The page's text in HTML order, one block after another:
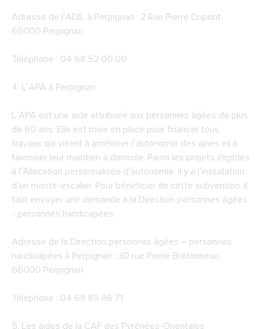
Adresse de l’ADIL à Perpignan : 2 Rue Pierre Dupont,
66000 Perpignan
Téléphone : 04 68 52 00 00
4. L’APA à Perpignan
L’APA est une aide attribuée aux personnes âgées de plus
de 60 ans. Elle est mise en place pour financer tous
travaux qui visent à améliorer l’autonomie des aînés et à
favoriser leur maintien à domicile. Parmi les projets éligibles
à l’Allocation personnalisée d’autonomie, il y a l’installation
d’un monte-escalier. Pour bénéficier de cette subvention, il
faut envoyer une demande à la Direction personnes âgées
- personnes handicapées.
Adresse de la Direction personnes âgées – personnes
handicapées à Perpignan : 30 rue Pierre Bretonneau,
66000 Perpignan
Téléphone : 04 68 85 86 71
5. Les aides de la CAF des Pyrénées-Orientales